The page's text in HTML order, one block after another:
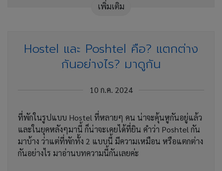
เพิ่มเติม
Hostel และ Poshtel คือ? แตกต่าง
กันอย่างไร? มาดูกัน
10 ก.ค. 2024
ที่พักในรูปแบบ Hostel ที่หลายๆ คน น่าจะคุ้นหูกันอยู่แล้ว
และในยุคหลังๆมานี้ ก็น่าจะเคยได้ที่ยิน คำว่า Poshtel กัน
มาบ้าง ว่าแต่ที่พักทั้ง 2 แบบนี้ มีความเหมือน หรือแตกต่าง
กันอย่างไร มาอ่านบทความนี้กันเลยค่ะ